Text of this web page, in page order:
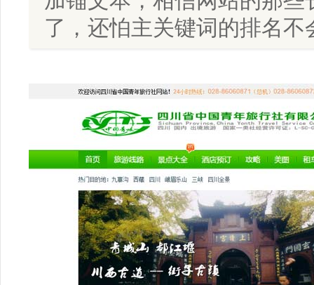
了，还怕主关键词的排名不